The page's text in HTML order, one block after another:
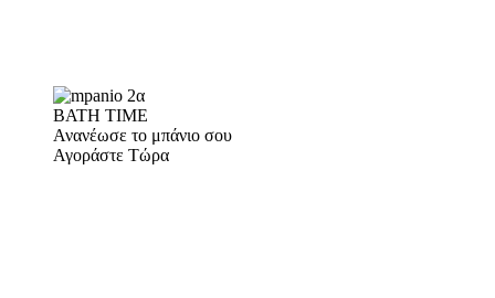
BATH TIME
Ανανέωσε το μπάνιο σου
Αγοράστε Τώρα